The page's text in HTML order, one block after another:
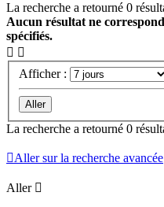
La recherche a retourné 0
Aucun résultat ne
spécifiés.
Afficher :
La recherche a retourné 0
Aller sur la recherche avancée
Aller